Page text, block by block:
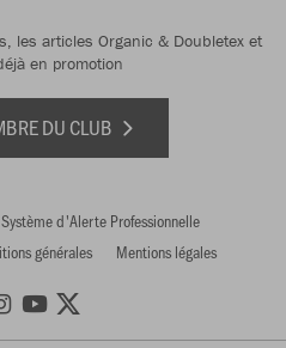
les articles Organic & Doubletex et
en promotion
DU CLUB
Système d'Alerte Professionnelle
générales Mentions légales